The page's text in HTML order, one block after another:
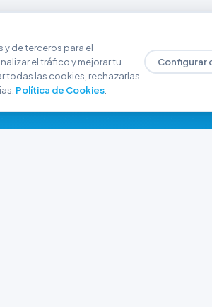
de terceros para el
el tráfico y mejorar tu
todas las cookies, rechazarlas
Política de Cookies.
Configurar